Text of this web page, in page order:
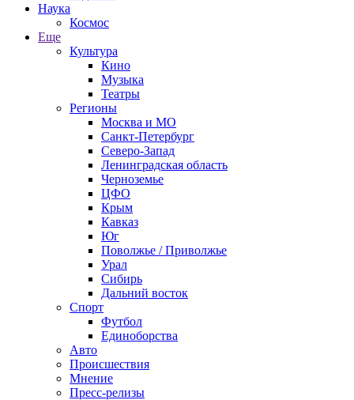
Наука
Космос
Еще
Культура
Кино
Музыка
Театры
Регионы
Москва и МО
Санкт-Петербург
Северо-Запад
Ленинградская область
Черноземье
ЦФО
Крым
Кавказ
Юг
Поволжье / Приволжье
Урал
Сибирь
Дальний восток
Спорт
Футбол
Единоборства
Авто
Происшествия
Мнение
Пресс-релизы